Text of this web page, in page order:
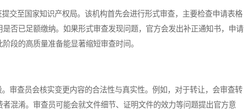
至国家知识产权局。该机构首先会进行形式审查，主要检查申请表格
否已足额缴纳。如果形式审查发现问题，官方会发出补正通知书，申请
段的高质量准备能显著缩短审查时间。
查员会核实变更内容的合法性与真实性。例如，对于转让，会审查转
混淆。审查员可能会就文件细节、证明文件的效力等问题提出官方意